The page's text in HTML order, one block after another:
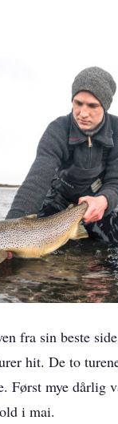
fra sin beste
hit. De to
Først mye dårlig
i mai.